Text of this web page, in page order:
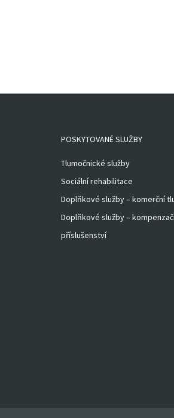
POSKYTOVANÉ SLUŽBY
Tlumočnické služby
Sociální rehabilitace
Doplňkové služby – komerční
Doplňkové služby –
příslušenství